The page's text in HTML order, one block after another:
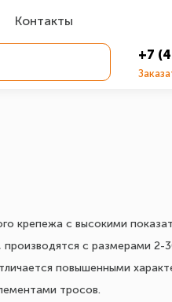
Контакты
+7
крепежа с высокими
с размерами
повышенными
тросов.